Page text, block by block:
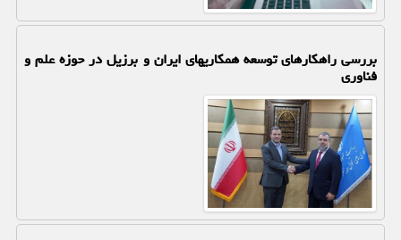
بررسی راهکارهای توسعه همکاریهای ایران و برزیل در حوزه علم و
فناوری